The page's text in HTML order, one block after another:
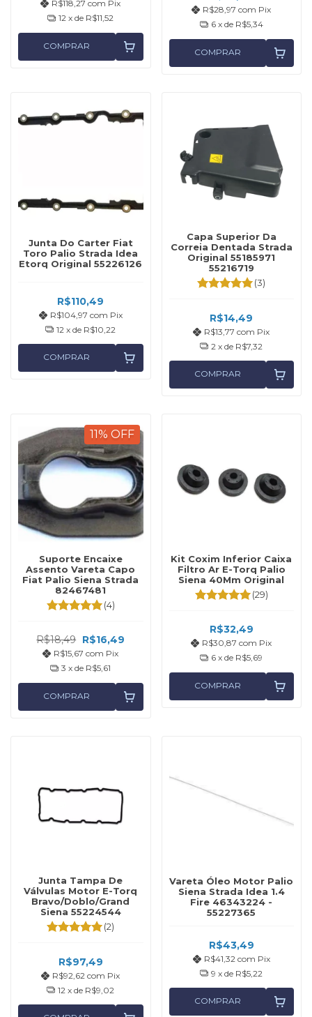
R$118,27com Pix
12 x de R$11,52
COMPRAR
R$28,97com Pix
6 x de R$5,34
COMPRAR
Junta Do Carter Fiat
Toro Palio Strada Idea
Etorq Original 55226126
R$110,49
R$104,97 com Pix
12 x de R$10,22
COMPRAR
Capa Superior Da
Correia Dentada Strada
Original 55185971
55216719
(3)
R$14,49
R$13,77com Pix
2 x de R$7,32
COMPRAR
11% OFF
Suporte Encaixe
Assento Vareta Capo
Fiat Palio Siena Strada
82467481
(4)
R$18,49 R$16,49
R$15,67com Pix
3 x de R$5,61
COMPRAR
Kit Coxim Inferior Caixa
Filtro Ar E-Torq Palio
Siena 40Mm Original
(29)
R$32,49
R$30,87com Pix
6 x de R$5,69
COMPRAR
Junta Tampa De
Válvulas Motor E-Torq
Bravo/Doblo/Grand
Siena 55224544
(2)
R$97,49
R$92,62com Pix
12 x de R$9,02
Vareta Óleo Motor Palio
Siena Strada Idea 1.4
Fire 46343224 -
55227365
R$43,49
R$41,32 com Pix
9 x de R$5,22
COMPRAR